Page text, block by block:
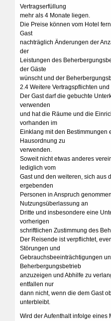
Vertragserfüllung
mehr als 4 Monate liegen.
Die Preise können vom Hotel
Gast
nachträglich Änderungen der
der
Leistungen des
der Gäste
wünscht und der
2.4 Weitere Vertragspflichten
Der Gast darf die gebuchte
verwenden
und hat die Räume und die
vorhanden im
Einklang mit den Bestimmungen
Hausordnung zu
verwenden.
Soweit nicht etwas anderes
lediglich vom
Gast und den weiteren, sich aus
ergebenden
Personen in Anspruch
Nutzungsüberlassung an
Dritte und insbesondere eine
vorherigen
schriftlichen Zustimmung des
Der Reisende ist verpflichtet,
Störungen und
Gebrauchsbeeinträchtigungen
Beherbergungsbetrieb
anzuzeigen und Abhilfe zu
entfallen nur
dann nicht, wenn die dem Gast
unterbleibt.
Wird der Aufenthalt infolge eines